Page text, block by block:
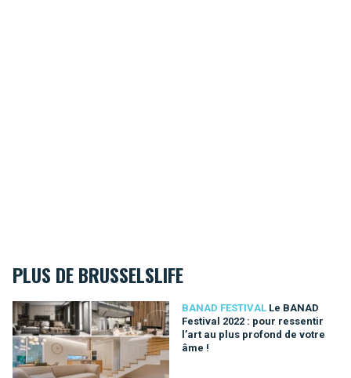
PLUS DE BRUSSELSLIFE
BANAD FESTIVAL Le BANAD
Festival 2022 : pour ressentir
l’art au plus profond de votre
âme !
Le BANAD Festival 2022 : pour ressentir l’art au plus profond